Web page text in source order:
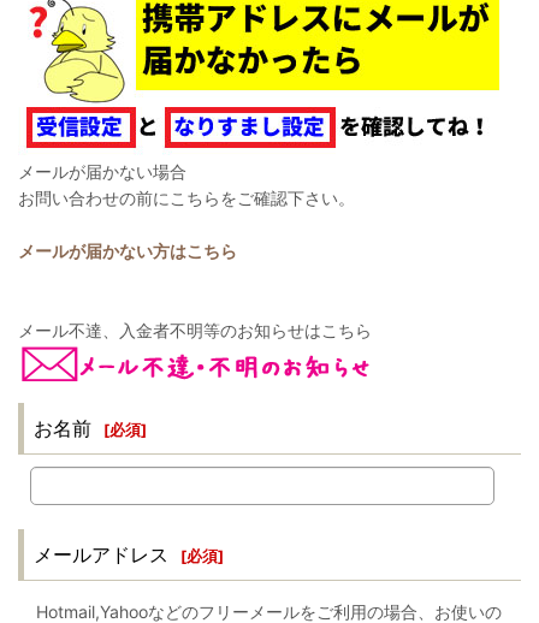
メールが届かない場合
お問い合わせの前にこちらをご確認下さい。
メールが届かない方はこちら
メール不達、入金者不明等のお知らせはこちら
お名前 [必須]
メールアドレス [必須]
Hotmail,Yahooなどのフリーメールをご利用の場合、お使いの